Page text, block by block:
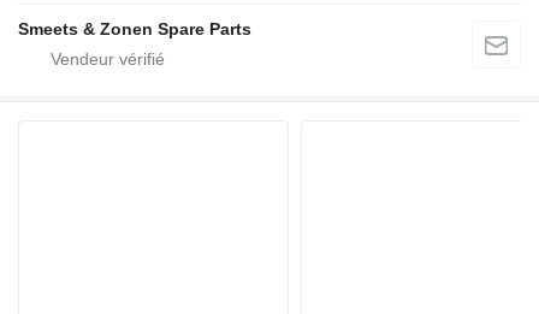
Smeets & Zonen Spare Parts